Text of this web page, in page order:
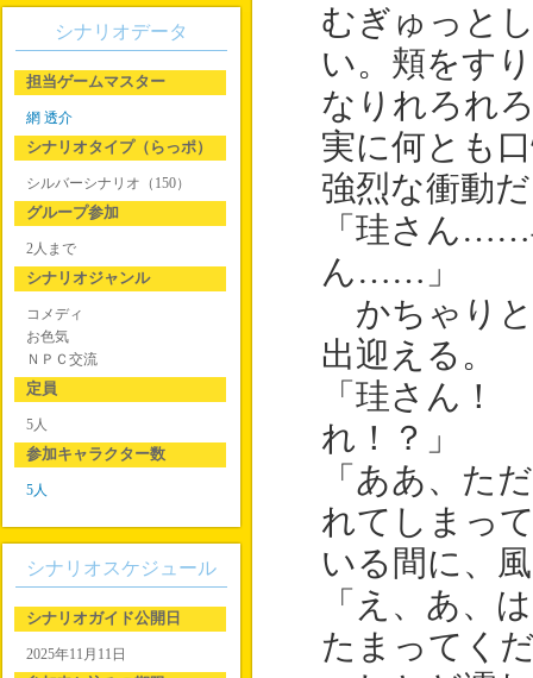
むぎゅっと
い。頬をす
なりれろれ
実に何とも
強烈な衝動
「珪さん
ん……」
かちゃりと
出迎える。
「珪さん
れ！？」
「ああ、た
れてしまっ
いる間に、
「え、あ、
たまってく
シナリオデータ
担当ゲームマスター
網 透介
シナリオタイプ（らっポ）
シルバーシナリオ（150）
グループ参加
2人まで
シナリオジャンル
コメディ
お色気
ＮＰＣ交流
定員
5人
参加キャラクター数
5人
シナリオスケジュール
シナリオガイド公開日
2025年11月11日